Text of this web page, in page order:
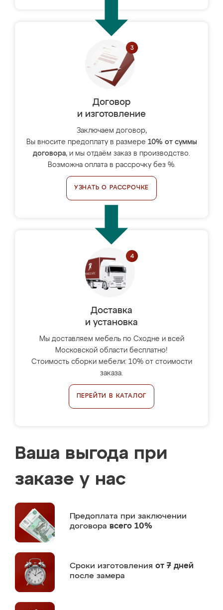
Договор
и изготовление
Заключаем договор,
Вы вносите предоплату в размере 10% от суммы
договора, и мы отдаём заказ в производство.
Возможна оплата в рассрочку без %.
УЗНАТЬ О РАССРОЧКЕ
Доставка
и установка
Мы доставляем мебель по Сходне и всей
Московской области бесплатно!
Стоимость сборки мебели: 10% от стоимости
заказа.
ПЕРЕЙТИ В КАТАЛОГ
Ваша выгода при
заказе у нас
Предоплата при заключении
договора всего 10%
Сроки изготовления от 7 дней
после замера